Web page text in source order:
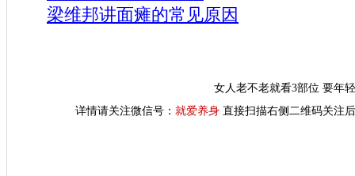
梁维邦讲面瘫的常见原因
女人老不老就看3部位 要年
详情请关注微信号： 就爱养身 直接扫描右侧二维码关注